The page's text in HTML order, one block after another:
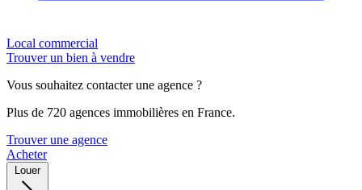
Local commercial
Trouver un bien à vendre
Vous souhaitez contacter une agence ?
Plus de 720 agences immobilières en France.
Trouver une agence
Acheter
Louer